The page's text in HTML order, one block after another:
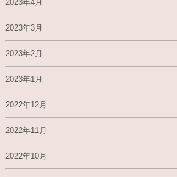
2023年4月
2023年3月
2023年2月
2023年1月
2022年12月
2022年11月
2022年10月